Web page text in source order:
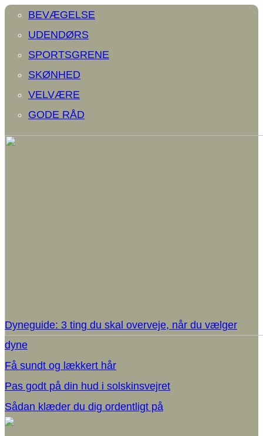
BEVÆGELSE
UDENDØRS
SPORTSGRENE
SKØNHED
VELVÆRE
GODE RÅD
Dyneguide: 3 ting du skal overveje, når du vælger
dyne
Få sundt og lækkert hår
Pas godt på din hud i solskinsvejret
Sådan klæder du dig ordentligt på